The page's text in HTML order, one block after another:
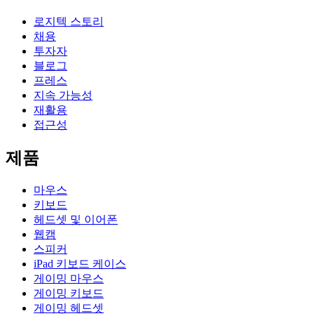
로지텍 스토리
채용
투자자
블로그
프레스
지속 가능성
재활용
접근성
제품
마우스
키보드
헤드셋 및 이어폰
웹캠
스피커
iPad 키보드 케이스
게이밍 마우스
게이밍 키보드
게이밍 헤드셋